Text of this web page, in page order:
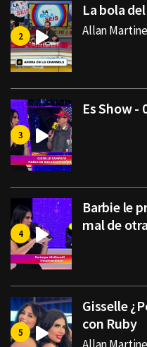
La bola
Allan
Es Show -
Barbie le
mal de
Gisselle
con Ruby